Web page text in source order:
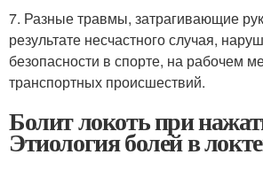
7. Разные травмы, затрагивающие
результате несчастного случая,
безопасности в спорте, на рабочем
транспортных происшествий.
Болит локоть при
Этиология болей в